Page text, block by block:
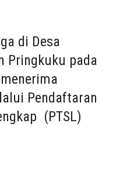
di Desa
Pringkuku pada
Pendaftaran
(PTSL)